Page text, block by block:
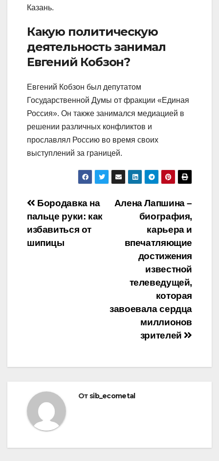
Казань.
Какую политическую
деятельность занимал
Евгений Кобзон?
Евгений Кобзон был депутатом
Государственной Думы от фракции «Единая
Россия». Он также занимался медиацией в
решении различных конфликтов и
прославлял Россию во время своих
выступлений за границей.
Навигация
по
записям
Алена Лапшина –
биография,
карьера и
впечатляющие
достижения
известной
телеведущей,
которая
завоевала сердца
миллионов
зрителей
Бородавка на
пальце руки: как
избавиться от
шипицы
От sib_ecometal